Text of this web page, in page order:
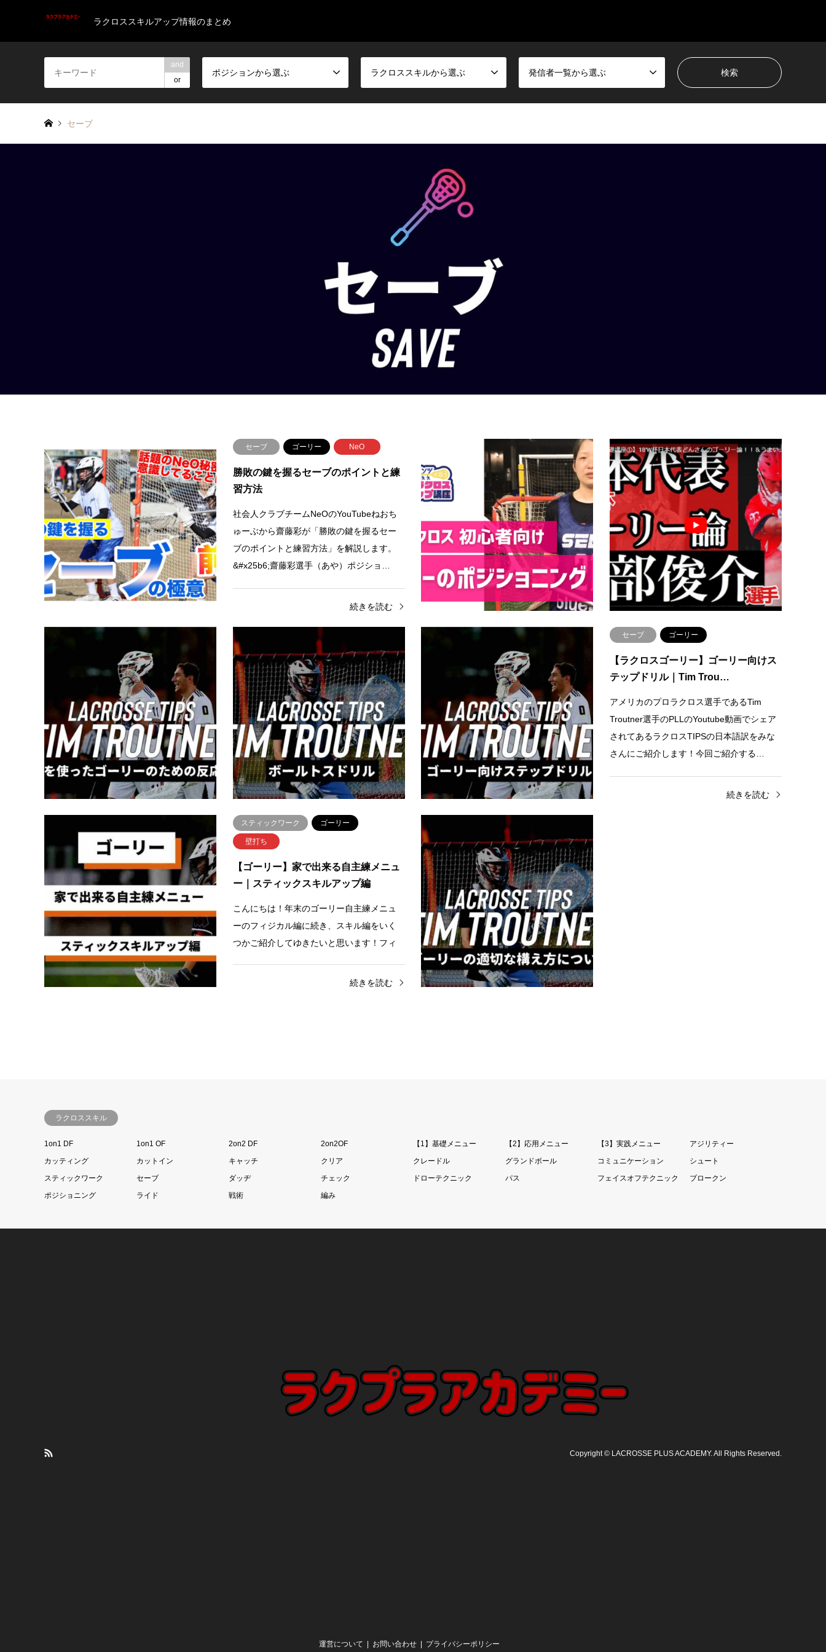
ラクロススキルアップ情報のまとめ
and
or
ポジションから選ぶ ラクロススキルから選ぶ 発信者一覧から選ぶ
セーブ
セーブ ゴーリー NeO
勝敗の鍵を握るセーブのポイントと練
習方法
社会人クラブチームNeOのYouTubeねおち
ゅーぶから齋藤彩が「勝敗の鍵を握るセー
ブのポイントと練習方法」を解説します。
&#x25b6;︎齋藤彩選手（あや）ポジショ…
続きを読む
セーブ ゴーリー SELL
【女子ラクロス】ゴーリーのポジショ
ニング｜SELLのラクロススキ…
日本の女子ラクロス・クラブチームメンバ
ーが集まって作られた団体のSELLがラクロ
スのスキルをみなさんにご紹介！今回は
FUSION所属の新町 友佳選手がゴーリー…
続きを読む
【ラクロスゴーリー】壁を使ったゴー
リーの反応練習｜Tim Tro…
アメリカのプロラクロス選手であるTim
Troutner選手のPLLのYoutube動画でシェア
されてあるラクロスTIPSの日本語訳をみな
さんにご紹介します！今回ご紹介する…
続きを読む
【ラクロスゴーリー】ボールトスドリ
ル｜Tim Troutner
アメリカのプロラクロス選手であるTim
Troutner選手のPLLのYoutube動画でシェア
されてあるラクロスTIPSの日本語訳をみな
さんにご紹介します！今回ご紹介する…
続きを読む
セーブ ゴーリー
【ラクロスゴーリー】ゴーリー向けス
テップドリル｜Tim Trou…
アメリカのプロラクロス選手であるTim
Troutner選手のPLLのYoutube動画でシェア
されてあるラクロスTIPSの日本語訳をみな
さんにご紹介します！今回ご紹介する…
続きを読む
スティックワーク ゴーリー
壁打ち
【ゴーリー】家で出来る自主練メニュ
ー｜スティックスキルアップ編
こんにちは！年末のゴーリー自主練メニュ
ーのフィジカル編に続き、スキル編をいく
つかご紹介してゆきたいと思います！フィ
続きを読む
ラクロススキル
1on1 DF 1on1 OF 2on2 DF 2on2OF 【1】基礎メニュー 【2】応用メニュー 【3】実践メニュー
アジリティー
カッティング
カットイン キャッチ クリア クレードル グランドボール コミュニケーション
シュート
スティックワーク
セーブ ダッヂ チェック ドローテクニック パス フェイスオフテクニック
ブロークン
ポジショニング
ライド 戦術 編み
運営について お問い合わせ プライバシーポリシー
Copyright © LACROSSE PLUS ACADEMY. All Rights Reserved.